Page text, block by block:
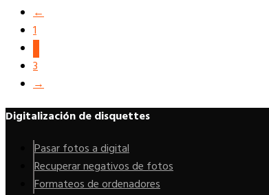
←
1
3
→
Digitalización de disquettes
Pasar fotos a digital
Recuperar negativos de fotos
Formateos de ordenadores